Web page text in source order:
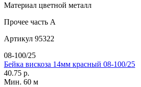
Материал цветной металл
Прочее часть A
Артикул 95322
08-100/25
Бейка вискоза 14мм красный 08-100/25
40.75 р.
Мин. 60 м